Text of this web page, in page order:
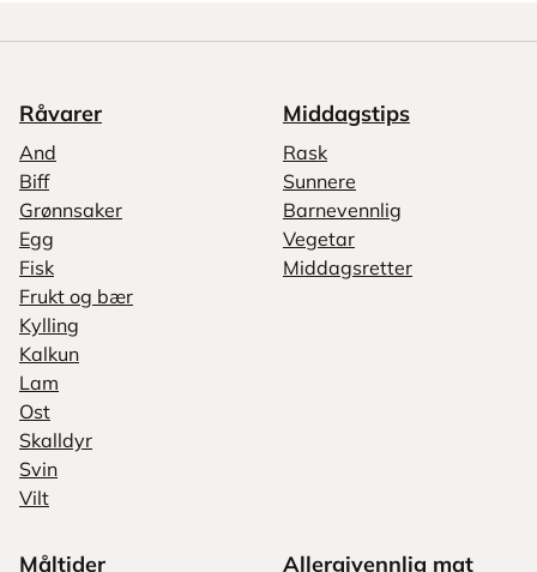
Råvarer
And
Biff
Grønnsaker
Egg
Fisk
Frukt og bær
Kylling
Kalkun
Lam
Ost
Skalldyr
Svin
Vilt
Middagstips
Rask
Sunnere
Barnevennlig
Vegetar
Middagsretter
Måltider Allergivennlig mat